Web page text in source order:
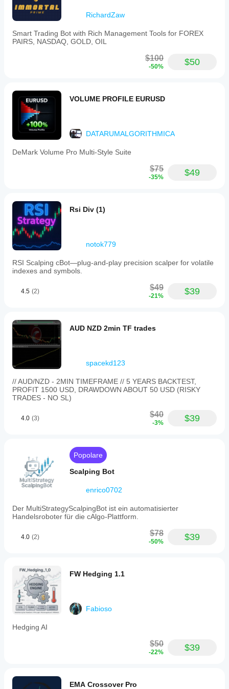
Raccomandazioni:
Deposito minimo: $100
Leva: 1:30 o superiore
Non è necessario un conto con spread ultra basso
Solo i primi 10 download costano $39. Dopo di che, il
prezzo regolare sarà $200.
RichardZaw
Smart Trading Bot with Rich Management Tools for FOREX
PAIRS, NASDAQ, GOLD, OIL
$100
-50% $50
VOLUME PROFILE EURUSD
DATARUMALGORITHMICA
DeMark Volume Pro Multi-Style Suite
$75
-35% $49
Rsi Div (1)
notok779
RSI Scalping cBot—plug‑and‑play precision scalper for volatile
indexes and symbols.
4.5 (2) $49
-21% $39
AUD NZD 2min TF trades
spacekd123
// AUD/NZD - 2MIN TIMEFRAME // 5 YEARS BACKTEST,
PROFIT 1500 USD, DRAWDOWN ABOUT 50 USD (RISKY
TRADES - NO SL)
4.0 (3) $40
-3% $39
Popolare
Scalping Bot
enrico0702
Der MultiStrategyScalpingBot ist ein automatisierter
Handelsroboter für die cAlgo-Plattform.
4.0 (2) $78
-50% $39
FW Hedging 1.1
Fabioso
Hedging AI
$50
-22% $39
EMA Crossover Pro